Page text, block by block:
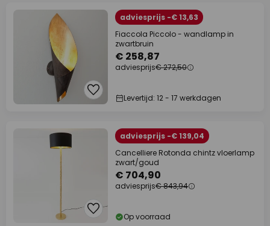
adviesprijs -€ 13,63
Fiaccola Piccolo - wandlamp in
zwartbruin
€ 258,87
adviesprijs€ 272,50
Levertijd: 12 - 17 werkdagen
adviesprijs -€ 139,04
Cancelliere Rotonda chintz vloerlamp
zwart/goud
€ 704,90
adviesprijs€ 843,94
Op voorraad